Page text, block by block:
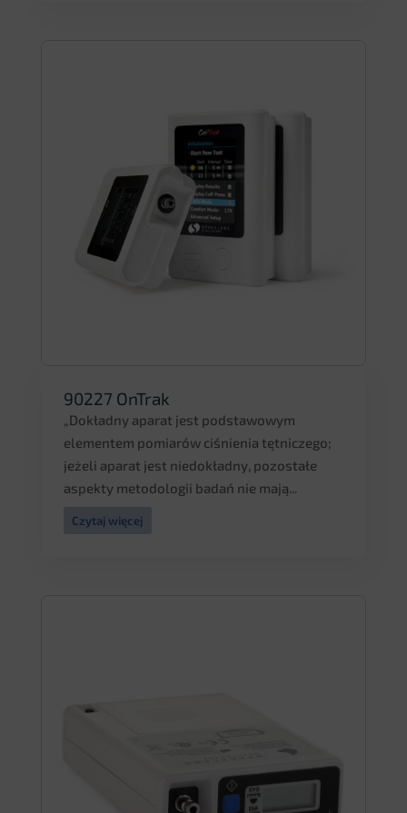
90227 OnTrak
„Dokładny aparat jest podstawowym
elementem pomiarów ciśnienia tętniczego;
jeżeli aparat jest niedokładny, pozostałe
aspekty metodologii badań nie mają...
Czytaj więcej